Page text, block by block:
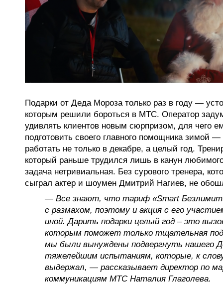
Подарки от Деда Мороза только раз в году —
которым решили бороться в МТС. Оператор
удивлять клиентов новым сюрпризом, для чего
подготовить своего главного помощника зимой
работать не только в декабре, а целый год.
который раньше трудился лишь в канун
задача нетривиальная. Без сурового тренера,
сыграл актер и шоумен Дмитрий Нагиев, не
— Все знают, что тариф «Smart
с размахом, поэтому и акция с его
иной. Дарить подарки целый год – это
которым поможет только тщательная
мы были вынуждены подвергнуть нашего
тяжелейшим испытаниям, которые, к
выдержал, — рассказывает директор по
коммуникациям МТС Наталия Глаголева.